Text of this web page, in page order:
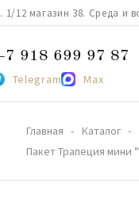
12 магазин 38. Среда и
918 699 97 87
Telegram Max
Главная Каталог
Пакет Трапеция мини